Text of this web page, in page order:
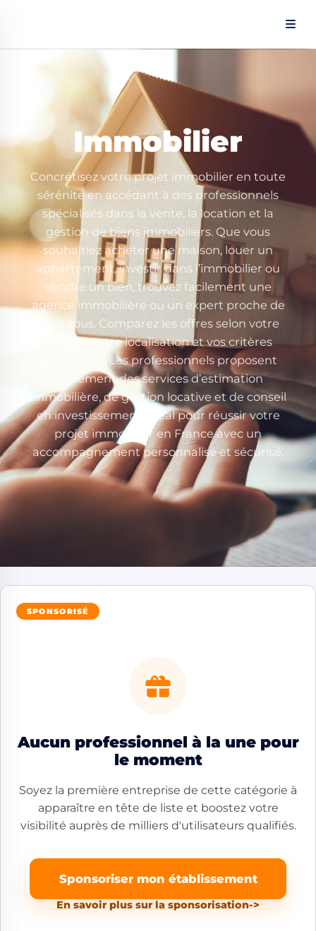
Immobilier
Concrétisez votre projet immobilier en toute
sérénité en accédant à des professionnels
spécialisés dans la vente, la location et la
gestion de biens immobiliers. Que vous
souhaitiez acheter une maison, louer un
appartement, investir dans l’immobilier ou
vendre un bien, trouvez facilement une
agence immobilière ou un expert proche de
chez vous. Comparez les offres selon votre
budget, votre localisation et vos critères
spécifiques. Les professionnels proposent
également des services d’estimation
immobilière, de gestion locative et de conseil
en investissement. Idéal pour réussir votre
projet immobilier en France avec un
accompagnement personnalisé et sécurisé.
SPONSORISÉ
Aucun professionnel à la une pour
le moment
Soyez la première entreprise de cette catégorie à
apparaître en tête de liste et boostez votre
visibilité auprès de milliers d'utilisateurs qualifiés.
Sponsoriser mon établissement
En savoir plus sur la sponsorisation->